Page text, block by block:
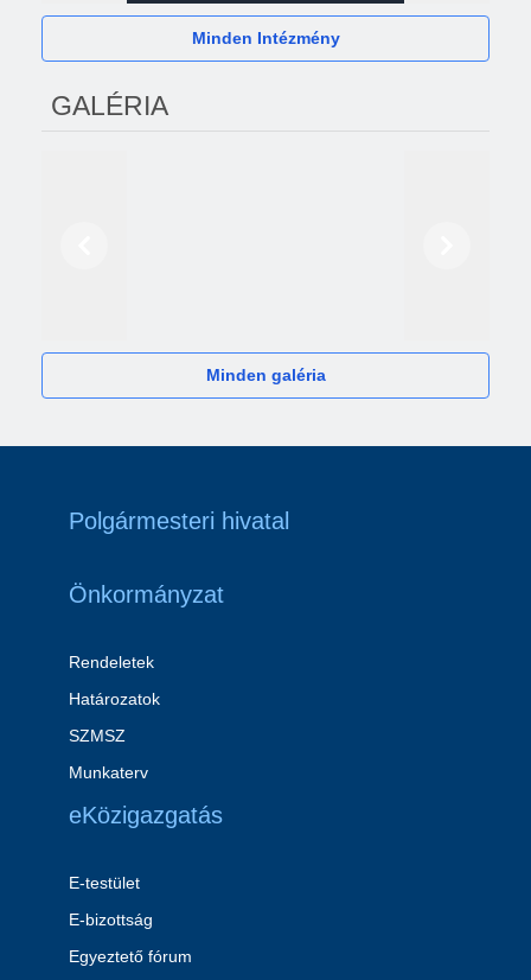
Minden Intézmény
GALÉRIA
Minden galéria
Polgármesteri hivatal
Önkormányzat
Rendeletek
Határozatok
SZMSZ
Munkaterv
eKözigazgatás
E-testület
E-bizottság
Egyeztető fórum